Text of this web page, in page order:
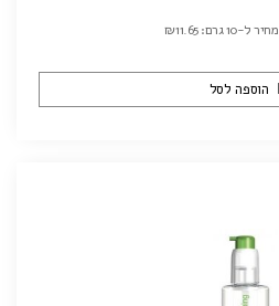
מחיר ל-10 גרם: ₪11.65
הוספה לסל